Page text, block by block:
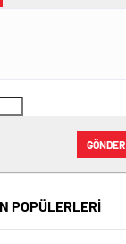
GÖNDER
POPÜLERLERİ